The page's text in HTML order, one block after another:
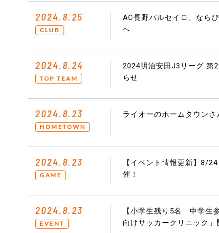
2024.8.25
CLUB
AC長野パルセイロ、なら
へ
2024.8.24
TOP TEAM
2024明治安田J3リーグ 第
らせ
2024.8.23
HOMETOWN
ライオーのホームタウン
2024.8.23
GAME
【イベント情報更新】8/
催！
2024.8.23
EVENT
【小学生残り5名 中学生
向けサッカークリニック